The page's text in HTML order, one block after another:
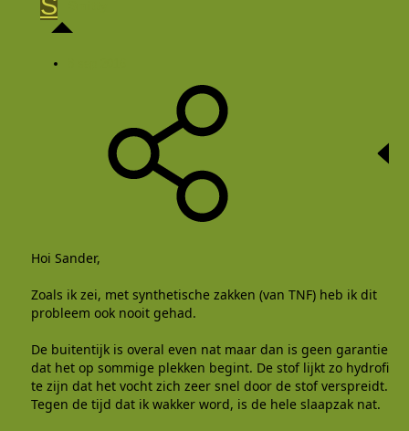
Hoi Sander,
Zoals ik zei, met synthetische zakken (van TNF) heb ik dit
probleem ook nooit gehad.
De buitentijk is overal even nat maar dan is geen garantie
dat het op sommige plekken begint. De stof lijkt zo hydrofiel
te zijn dat het vocht zich zeer snel door de stof verspreidt.
Tegen de tijd dat ik wakker word, is de hele slaapzak nat.